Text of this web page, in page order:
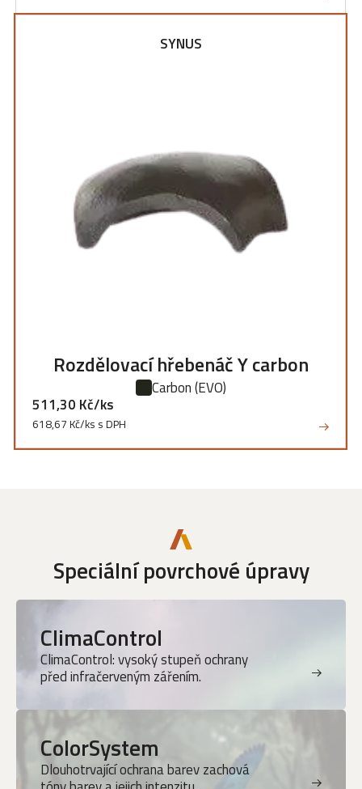
SYNUS
Rozdělovací hřebenáč Y carbon
Carbon(EVO)
511,30 Kč/ks
618,67 Kč/ks s DPH
Speciální povrchové úpravy
ClimaControl
ClimaControl: vysoký stupeň ochrany
před infračerveným zářením.
ColorSystem
Dlouhotrvající ochrana barev zachová